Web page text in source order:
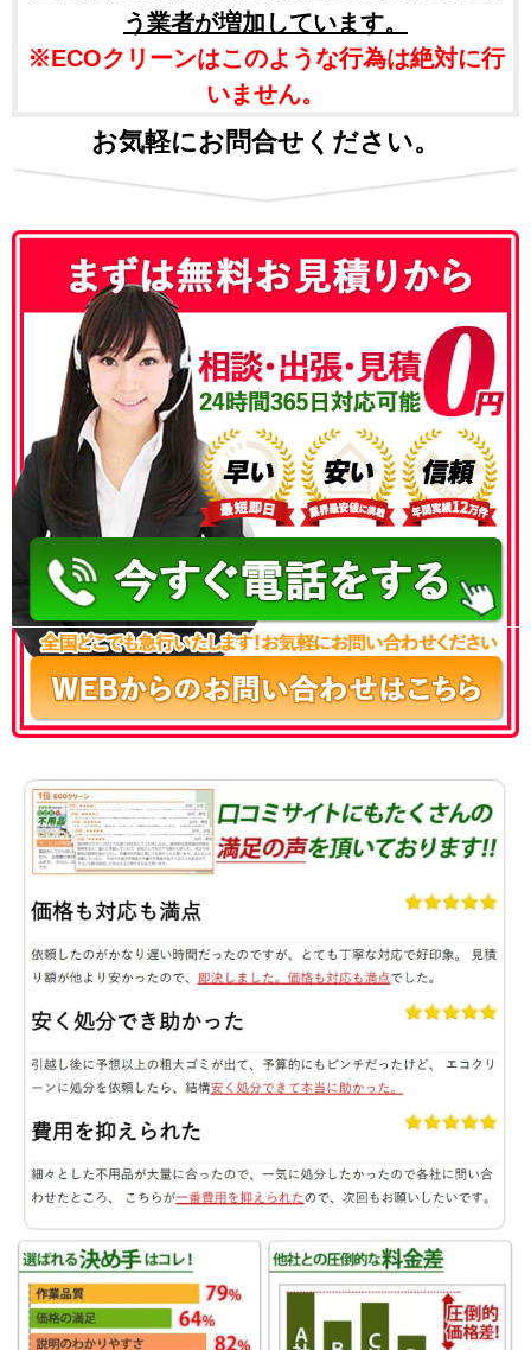
う業者が増加しています。
※ECOクリーンはこのような行為は絶対に行
いません。
お気軽にお問合せください。
050-3186-4780